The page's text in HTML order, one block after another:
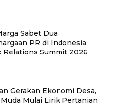
Sabet Dua
PR di Indonesia
Relations Summit 2026
Gerakan Ekonomi Desa,
Muda Mulai Lirik Pertanian